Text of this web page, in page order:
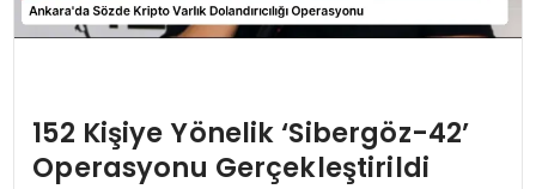
152 Kişiye Yönelik ‘Sibergöz-42’
Operasyonu Gerçekleştirildi